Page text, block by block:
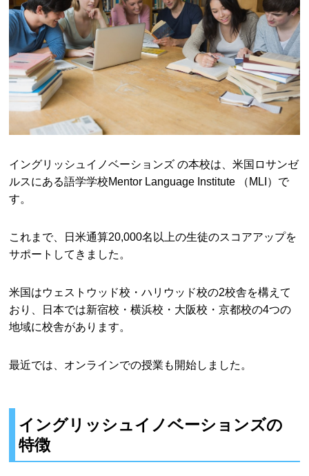
イングリッシュイノベーションズ の本校は、米国ロサンゼ
ルスにある語学学校Mentor Language Institute （MLI）で
す。
これまで、日米通算20,000名以上の生徒のスコアアップを
サポートしてきました。
米国はウェストウッド校・ハリウッド校の2校舎を構えて
おり、日本では新宿校・横浜校・大阪校・京都校の4つの
地域に校舎があります。
最近では、オンラインでの授業も開始しました。
イングリッシュイノベーションズの
特徴